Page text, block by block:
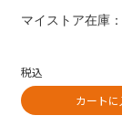
マイストア在庫：
税込
カートに